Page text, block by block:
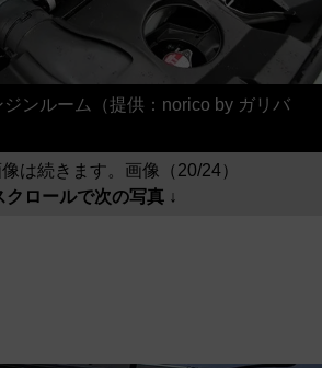
ンルーム（提供：norico by ガリバ
は続きます。画像（20/24）
クロールで次の写真 ↓